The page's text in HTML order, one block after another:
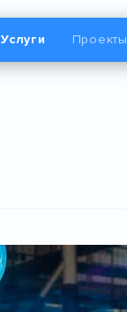
Услуги Проекты